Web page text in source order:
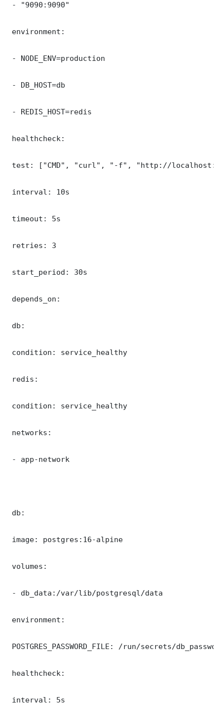
- "9090:9090"
environment:
- NODE_ENV=production
- DB_HOST=db
- REDIS_HOST=redis
healthcheck:
test: ["CMD", "curl", "-f", "http://
interval: 10s
timeout: 5s
retries: 3
start_period: 30s
depends_on:
db:
condition: service_healthy
redis:
condition: service_healthy
networks:
- app-network
db:
image: postgres:16-alpine
volumes:
- db_data:/var/lib/postgresql/data
environment:
POSTGRES_PASSWORD_FILE: /run/secrets/
healthcheck:
interval: 5s